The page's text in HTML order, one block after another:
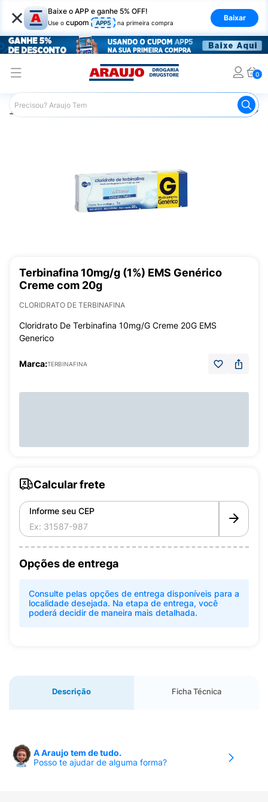
× Baixe o APP e ganhe 5% OFF!
Use o cupom APP5 na primeira compra
Baixar
0
Araujo Medicamentos Remédio para Pele e Mucosa
Terbinafina 10mg/g (1%) EMS Genérico
Creme com 20g
CLORIDRATO DE TERBINAFINA
Cloridrato De Terbinafina 10mg/G Creme 20G EMS
Generico
Marca:TERBINAFINA
Calcular frete
Informe seu CEP
Opções de entrega
Consulte pelas opções de entrega disponíveis para a
localidade desejada. Na etapa de entrega, você
poderá decidir de maneira mais detalhada.
Descrição Ficha Técnica
A Araujo tem de tudo.
Posso te ajudar de alguma forma?